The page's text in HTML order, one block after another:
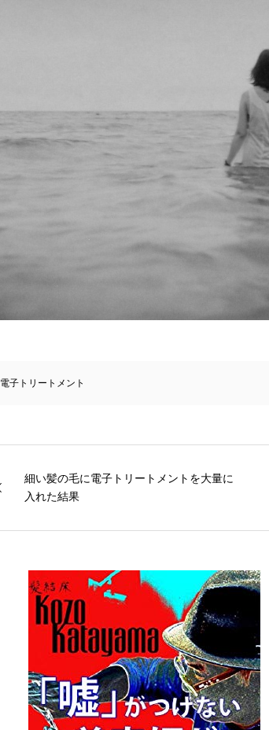
電子トリートメント
細い髪の毛に電子トリートメントを大量に
入れた結果